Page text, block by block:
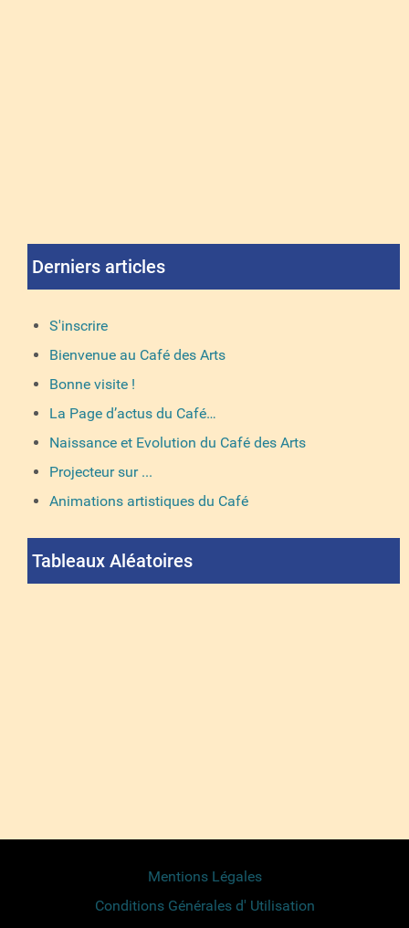
Derniers articles
S'inscrire
Bienvenue au Café des Arts
Bonne visite !
La Page d’actus du Café…
Naissance et Evolution du Café des Arts
Projecteur sur ...
Animations artistiques du Café
Tableaux Aléatoires
Mentions Légales
Conditions Générales d' Utilisation